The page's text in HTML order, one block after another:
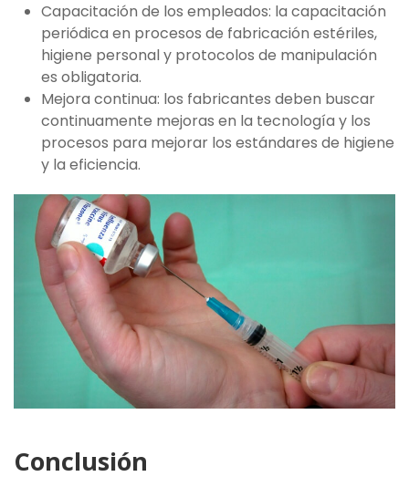
Capacitación de los empleados: la capacitación
periódica en procesos de fabricación estériles,
higiene personal y protocolos de manipulación
es obligatoria.
Mejora continua: los fabricantes deben buscar
continuamente mejoras en la tecnología y los
procesos para mejorar los estándares de higiene
y la eficiencia.
Conclusión